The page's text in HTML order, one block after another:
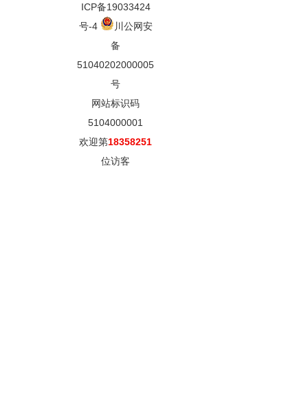
ICP备19033424
号-4
川公网安
备
51040202000005
号
网站标识码
5104000001
欢迎第18358251
位访客